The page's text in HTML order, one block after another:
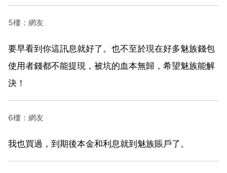
5樓：網友
要早看到你這訊息就好了。也不至於現在好多魅族錢包
使用者錢都不能提現，被坑的血本無歸，希望魅族能解
決！
6樓：網友
我也買過，到期後本金和利息就到魅族賬戶了。